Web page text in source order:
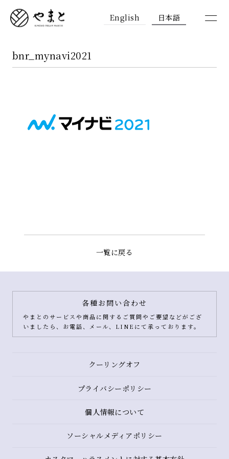
English 日本語
bnr_mynavi2021
一覧に戻る
各種お問い合わせ
やまとのサービスや商品に関するご質問やご要望などがござ
いましたら、お電話、メール、LINEにて承っております。
クーリングオフ
プライバシーポリシー
個人情報について
ソーシャルメディアポリシー